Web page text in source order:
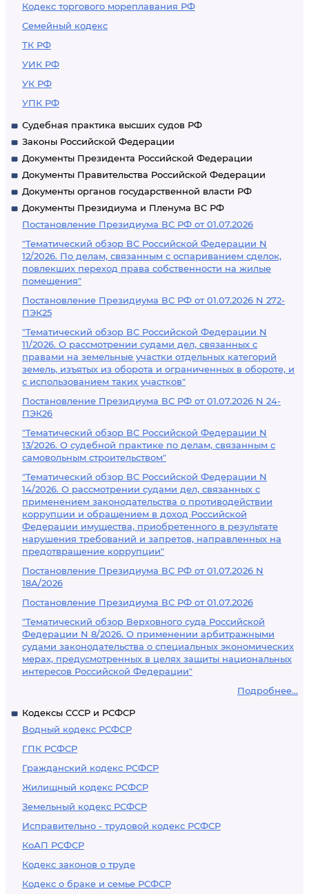
Кодекс торгового мореплавания РФ
Семейный кодекс
ТК РФ
УИК РФ
УК РФ
УПК РФ
Судебная практика высших судов РФ
Законы Российской Федерации
Документы Президента Российской Федерации
Документы Правительства Российской Федерации
Документы органов государственной власти РФ
Документы Президиума и Пленума ВС РФ
Постановление Президиума ВС РФ от 01.07.2026
"Тематический обзор ВС Российской Федерации N
12/2026. По делам, связанным с оспариванием сделок,
повлекших переход права собственности на жилые
помещения"
Постановление Президиума ВС РФ от 01.07.2026 N 272-
ПЭК25
"Тематический обзор ВС Российской Федерации N
11/2026. О рассмотрении судами дел, связанных с
правами на земельные участки отдельных категорий
земель, изъятых из оборота и ограниченных в обороте, и
с использованием таких участков"
Постановление Президиума ВС РФ от 01.07.2026 N 24-
ПЭК26
"Тематический обзор ВС Российской Федерации N
13/2026. О судебной практике по делам, связанным с
самовольным строительством"
"Тематический обзор ВС Российской Федерации N
14/2026. О рассмотрении судами дел, связанных с
применением законодательства о противодействии
коррупции и обращением в доход Российской
Федерации имущества, приобретенного в результате
нарушения требований и запретов, направленных на
предотвращение коррупции"
Постановление Президиума ВС РФ от 01.07.2026 N
18А/2026
Постановление Президиума ВС РФ от 01.07.2026
"Тематический обзор Верховного суда Российской
Федерации N 8/2026. О применении арбитражными
судами законодательства о специальных экономических
мерах, предусмотренных в целях защиты национальных
интересов Российской Федерации"
Подробнее...
Кодексы СССР и РСФСР
Водный кодекс РСФСР
ГПК РСФСР
Гражданский кодекс РСФСР
Жилищный кодекс РСФСР
Земельный кодекс РСФСР
Исправительно - трудовой кодекс РСФСР
КоАП РСФСР
Кодекс законов о труде
Кодекс о браке и семье РСФСР